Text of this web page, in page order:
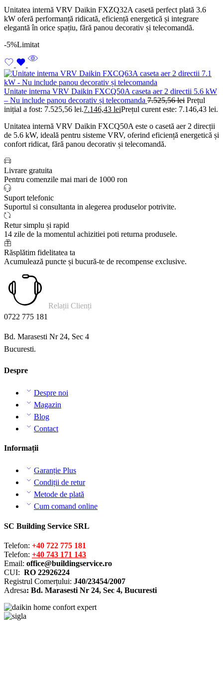
Unitatea internă VRV Daikin FXZQ32A casetă perfect plată 3.6
kW oferă performanță ridicată, eficiență energetică și integrare
elegantă în orice spațiu, fără panou decorativ și telecomandă.
-5%Limitat
Unitate interna VRV Daikin FXCQ50A caseta aer 2 directii 5.6 kW
– Nu include panou decorativ și telecomanda 7.525,56lei Prețul
inițial a fost: 7.525,56 lei.7.146,43 leiPrețul curent este: 7.146,43 lei.
Unitatea internă VRV Daikin FXCQ50A este o casetă aer 2 direcții
de 5.6 kW, ideală pentru sisteme VRV, oferind eficiență energetică și
confort ridicat, fără panou decorativ și telecomandă.
Livrare gratuita
Pentru comenzile mai mari de 1000 ron
Suport telefonic
Suportul si consultanta in alegerea produselor potrivite.
Retur simplu și rapid
14 zile de la momentul achizitiei poti returna produsele.
Răsplătim fidelitatea ta
Acumulează puncte și bucură-te de recompense exclusive.
Relații Clienți
0722 775 181
Bd. Marasesti Nr 24, Sec 4
Bucuresti.
Despre
Despre noi
Magazin
Blog
Contact
Informații
Garanție Plus
Condiții de retur
Metode de plată
Cum comand online
SC Building Service SRL
Telefon: +40 722 775 181
Telefon: +40 743 171 143
Email: office@buildingservice.ro
CUI: RO 22926224
Registrul Comerțului: J40/23454/2007
Adresa: Bd. Marasesti Nr 24, Sec 4, Bucuresti